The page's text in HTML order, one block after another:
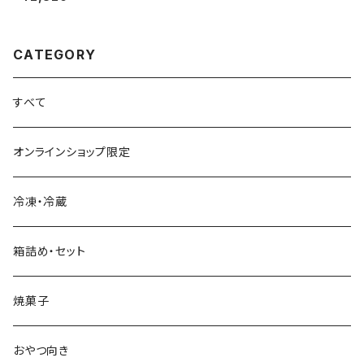
CATEGORY
すべて
オンラインショップ限定
冷凍・冷蔵
箱詰め・セット
焼菓子
おやつ向き